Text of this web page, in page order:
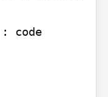
: code